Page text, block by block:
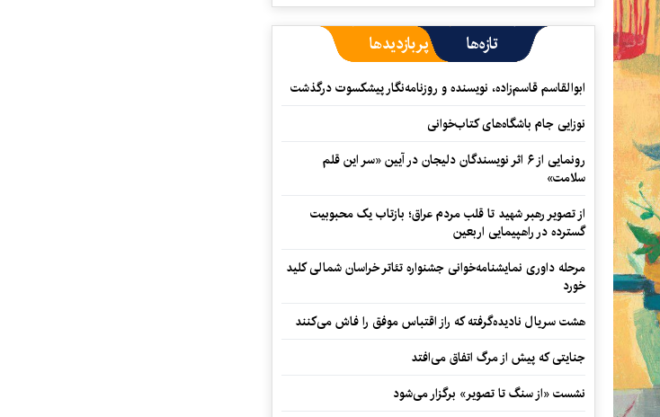
تازه‌ها پربازدیدها
ابوالقاسم قاسم‌زاده، نویسنده و روزنامه‌نگار پیشکسوت درگذشت
نوزایی جام باشگاه‌های کتاب‌خوانی
رونمایی از ۶ اثر نویسندگان دلیجان در آیین «سر این قلم
سلامت»
از تصویر رهبر شهید تا قلب مردم عراق؛ بازتاب یک محبوبیت
گسترده در راهپیمایی اربعین
مرحله داوری نمایشنامه‌خوانی جشنواره تئاتر خراسان شمالی کلید
خورد
هشت سریال نادیده‌گرفته که راز اقتباس موفق را فاش می‌کنند
جنایتی که پیش از مرگ اتفاق می‌افتد
نشست «از سنگ تا تصویر» برگزار می‌شود